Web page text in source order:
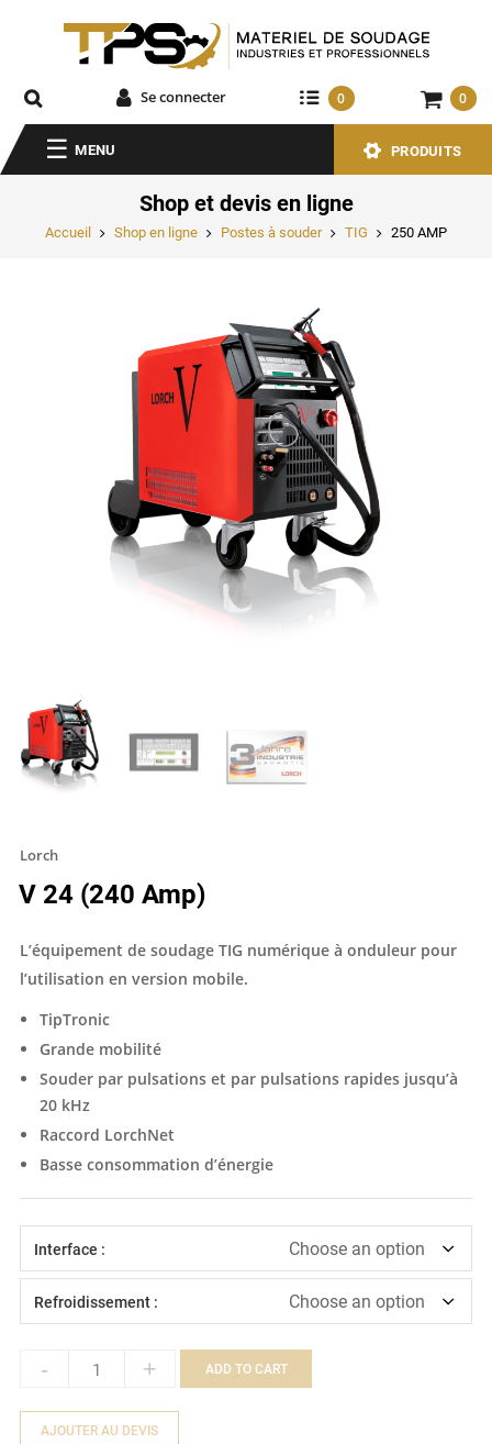
Se connecter 0 0
MENU PRODUITS
Shop et devis en ligne
Accueil Shop en ligne Postes à souder TIG 250 AMP
Lorch
V 24 (240 Amp)
L’équipement de soudage TIG numérique à onduleur pour
l’utilisation en version mobile.
TipTronic
Grande mobilité
Souder par pulsations et par pulsations rapides jusqu’à
20 kHz
Raccord LorchNet
Basse consommation d’énergie
Interface :
Refroidissement :
- + ADD TO CART
AJOUTER AU DEVIS